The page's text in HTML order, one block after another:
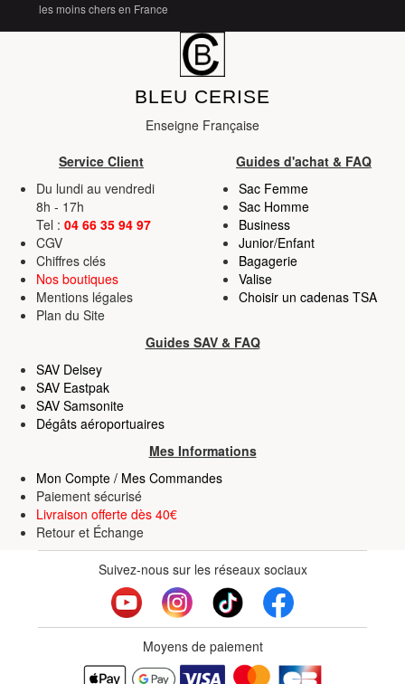
les moins chers en France
BLEU CERISE
Enseigne Française
Service Client
Guides d'achat & FAQ
Du lundi au vendredi
8h - 17h
Tel : 04 66 35 94 97
CGV
Chiffres clés
Nos boutiques
Mentions légales
Plan du Site
Sac Femme
Sac Homme
Business
Junior/Enfant
Bagagerie
Valise
Choisir un cadenas TSA
Guides SAV & FAQ
SAV Delsey
SAV Eastpak
SAV Samsonite
Dégâts aéroportuaires
Mes Informations
Mon Compte / Mes Commandes
Paiement sécurisé
Livraison offerte dès 40€
Retour et Échange
Suivez-nous sur les réseaux sociaux
Moyens de paiement